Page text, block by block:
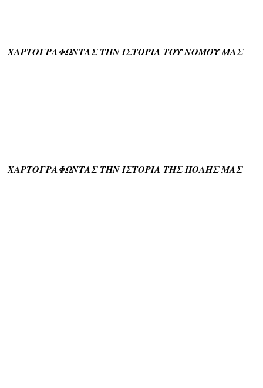
ΧΑΡΤΟΓΡΑΦΩΝΤΑΣ ΤΗΝ ΙΣΤΟΡΙΑ ΤΟΥ ΝΟΜΟΥ ΜΑΣ
ΧΑΡΤΟΓΡΑΦΩΝΤΑΣ ΤΗΝ ΙΣΤΟΡΙΑ ΤΗΣ ΠΟΛΗΣ ΜΑΣ